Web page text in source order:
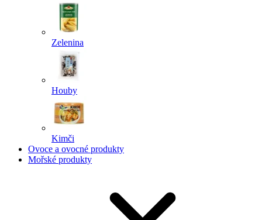
Zelenina
Houby
Kimči
Ovoce a ovocné produkty
Mořské produkty